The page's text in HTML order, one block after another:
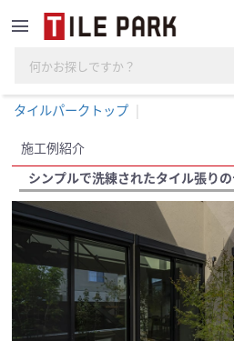
menu
タイルパークトップ
施工例紹介
シンプルで洗練されたタイル張り